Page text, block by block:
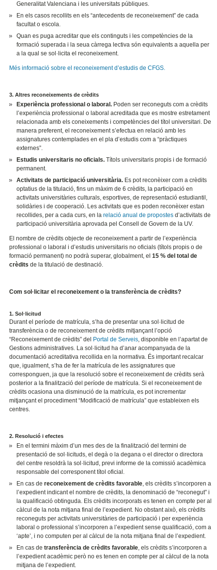
Generalitat Valenciana i les universitats públiques.
En els casos recollits en els “antecedents de reconeixement” de cada
facultat o escola.
Quan es puga acreditar que els continguts i les competències de la
formació superada i la seua càrrega lectiva són equivalents a aquella per
a la qual se sol·licita el reconeixement.
Més informació sobre el reconeixement d’estudis de CFGS.
3. Altres reconeixements de crèdits
Experiència professional o laboral. Poden ser reconeguts com a crèdits
l’experiència professional o laboral acreditada que es mostre estretament
relacionada amb els coneixements i competències del títol universitari. De
manera preferent, el reconeixement s’efectua en relació amb les
assignatures contemplades en el pla d’estudis com a “pràctiques
externes”.
Estudis universitaris no oficials. Títols universitaris propis i de formació
permanent.
Activitats de participació universitària. Es pot reconèixer com a crèdits
optatius de la titulació, fins un màxim de 6 crèdits, la participació en
activitats universitàries culturals, esportives, de representació estudiantil,
solidàries i de cooperació. Les activitats que es poden reconèixer estan
recollides, per a cada curs, en larelació anual de propostes d’activitats de
participació universitària aprovada pel Consell de Govern de la UV.
El nombre de crèdits objecte de reconeixement a partir de l’experiència
professional o laboral i d’estudis universitaris no oficials (títols propis o de
formació permanent) no podrà superar, globalment, el15 % del total de
crèdits de la titulació de destinació.
Com sol·licitar el reconeixement o la transferència de crèdits?
1. Sol·licitud
Durant el període de matrícula, s’ha de presentar una sol·licitud de
transferència o de reconeixement de crèdits mitjançant l’opció
“Reconeixement de crèdits” del Portal de Serveis, disponible en l’apartat de
Gestions administratives. La sol·licitud ha d’anar acompanyada de la
documentació acreditativa recollida en la normativa. És important recalcar
que, igualment, s’ha de fer la matrícula de les assignatures que
corresponguen, ja que la resolució sobre el reconeixement de crèdits serà
posterior a la finalització del període de matrícula. Si el reconeixement de
crèdits ocasiona una disminució de la matrícula, es pot incrementar
mitjançant el procediment “Modificació de matrícula” que estableixen els
centres.
2. Resolució i efectes
En el termini màxim d’un mes des de la finalització del termini de
presentació de sol·licituds, el degà o la degana o el director o directora
del centre resoldrà la sol·licitud, previ informe de la comissió acadèmica
responsable del corresponent títol oficial.
En cas dereconeixement de crèdits favorable , els crèdits s’incorporen a
l’expedient indicant el nombre de crèdits, la denominació de “reconegut” i
la qualificació obtinguda. Els crèdits incorporats es tenen en compte per al
càlcul de la nota mitjana final de l’expedient. No obstant això, els crèdits
reconeguts per activitats universitàries de participació i per experiència
laboral o professional s’incorporen a l’expedient sense qualificació, com a
‘apte’, i no computen per al càlcul de la nota mitjana final de l’expedient.
En cas detransferència de crèdits favorable , els crèdits s’incorporen a
l’expedient acadèmic però no es tenen en compte per al càlcul de la nota
mitjana de l’expedient.